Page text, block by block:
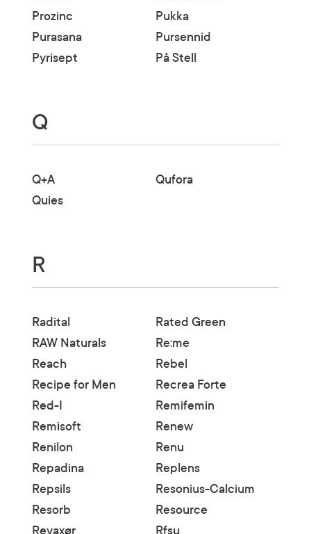
Prozinc
Pukka
Purasana
Pursennid
Pyrisept
På Stell
Q
Q+A
Qufora
Quies
R
Radital
Rated Green
RAW Naturals
Re:me
Reach
Rebel
Recipe for Men
Recrea Forte
Red-I
Remifemin
Remisoft
Renew
Renilon
Renu
Repadina
Replens
Repsils
Resonius-Calcium
Resorb
Resource
Revaxør
Rfsu